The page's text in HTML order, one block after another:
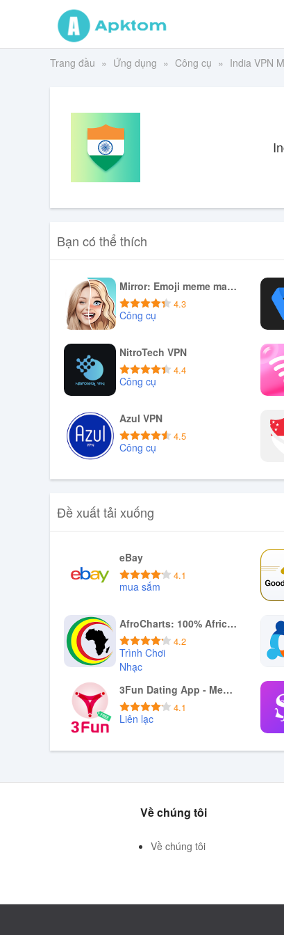
Trang đầu Ứng dụng Công cụ India VPN
Bạn có thể thích
Mirror: Emoji meme maker
4.3
Công cụ
Download APK
NitroTech VPN
4.4
Công cụ
Download APK
Azul VPN
4.5
Công cụ
Download APK
Đề xuất tải xuống
eBay
4.1
mua sắm
Tải xuống APK AfroCharts: 100% African Music
4.2
Trình Chơi
Nhạc
Tải xuống APK
3Fun Dating App - Meet Curious Couples & Singles
4.1
Liên lạc
Tải xuống APK
Về chúng tôi
Về chúng tôi